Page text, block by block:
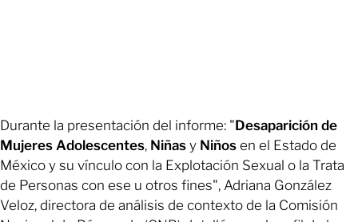
Durante la presentación del informe: "Desaparición de
Mujeres Adolescentes, Niñas y Niños en el Estado de
México y su vínculo con la Explotación Sexual o la Trata
de Personas con ese u otros fines", Adriana González
Veloz, directora de análisis de contexto de la Comisión